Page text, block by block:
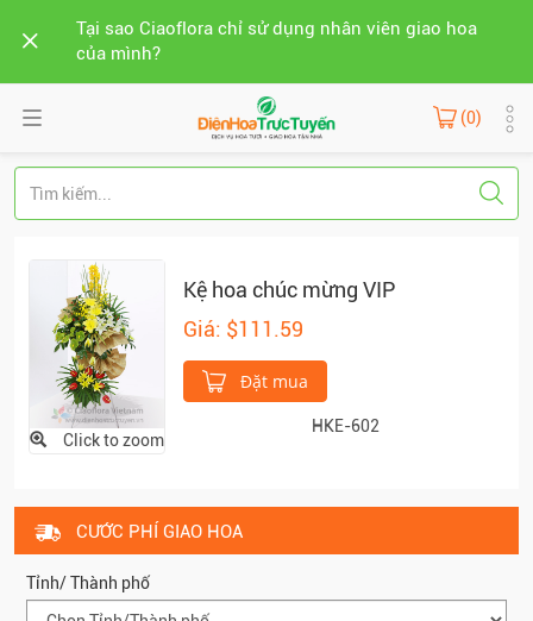
Tại sao Ciaoflora chỉ sử dụng nhân viên giao hoa
của mình?
(0)
Click to zoom
Kệ hoa chúc mừng VIP
Giá: $111.59
Đặt mua
HKE-602
CƯỚC PHÍ GIAO HOA
Tỉnh/ Thành phố